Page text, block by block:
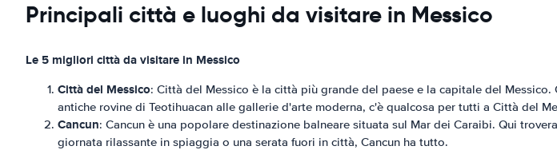
Principali città e luoghi da visitare in Messico
Le 5 migliori città da visitare in Messico
Città del Messico: Città del Messico è la città più grande del paese e la capitale del
antiche rovine di Teotihuacan alle gallerie d'arte moderna, c'è qualcosa per tutti a Città del
Cancun: Cancun è una popolare destinazione balneare situata sul Mar dei Caraibi. Qui
giornata rilassante in spiaggia o una serata fuori in città, Cancun ha tutto.